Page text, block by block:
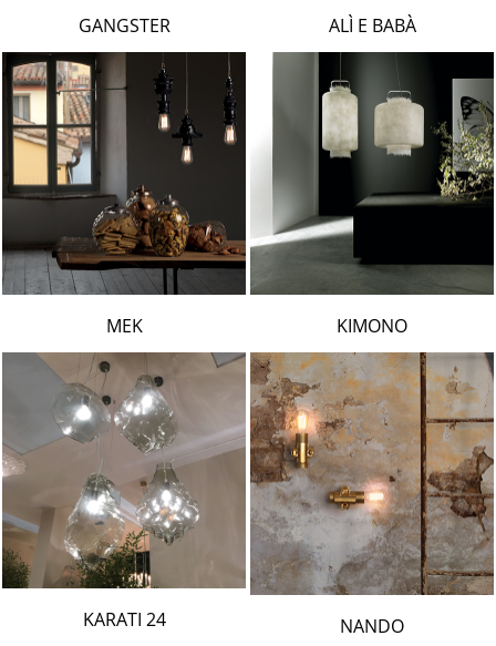
PORSCHE
CATELLANI & SMITH
VIABIZZUNO
ALÌ E BABÀ
GANGSTER
KIMONO
MEK
NANDO
24 KARATI